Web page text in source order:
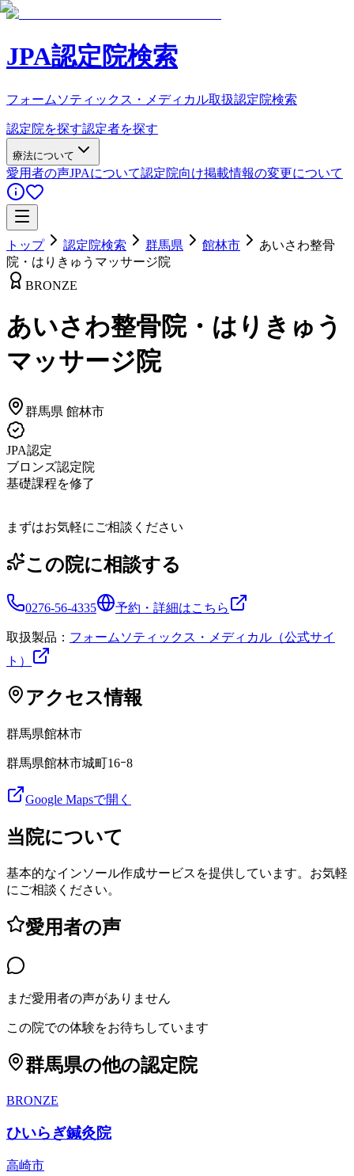
JPA認定院検索
フォームソティックス・メディカル取扱認定院検索
認定院を探す認定者を探す
療法について
愛用者の声JPAについて認定院向け掲載情報の変更について
トップ 認定院検索 群馬県 館林市
あいさわ整骨
院・はりきゅうマッサージ院
BRONZE
あいさわ整骨院・はりきゅう
マッサージ院
群馬県 館林市
JPA認定
ブロンズ認定院
基礎課程を修了
まずはお気軽にご相談ください
この院に相談する
0276-56-4335 予約・詳細はこちら
取扱製品： フォームソティックス・メディカル（公式サイ
ト）
アクセス情報
群馬県館林市
群馬県館林市城町16ｰ8
Google Mapsで開く
当院について
基本的なインソール作成サービスを提供しています。お気軽
にご相談ください。
愛用者の声
まだ愛用者の声がありません
この院での体験をお待ちしています
群馬県の他の認定院
BRONZE
ひいらぎ鍼灸院
高崎市